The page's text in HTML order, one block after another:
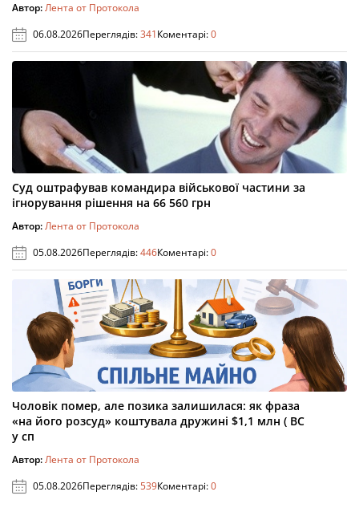
Автор:Лента от Протокола
06.08.2026Переглядів:341Коментарі:0
Суд оштрафував командира військової частини за
ігнорування рішення на 66 560 грн
Автор:Лента от Протокола
05.08.2026Переглядів:446Коментарі:0
Чоловік помер, але позика залишилася: як фраза
«на його розсуд» коштувала дружині $1,1 млн ( ВС
у сп
Автор:Лента от Протокола
05.08.2026Переглядів:539Коментарі:0